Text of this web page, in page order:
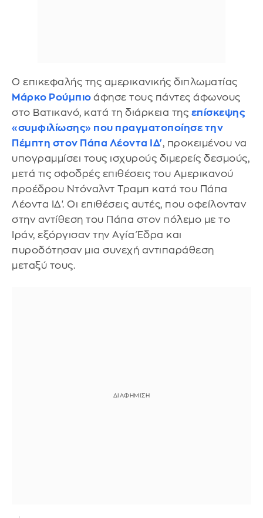
Ο επικεφαλής της αμερικανικής διπλωματίας
Μάρκο Ρούμπιο άφησε τους πάντες άφωνους
στο Βατικανό, κατά τη διάρκεια της επίσκεψης
«συμφιλίωσης» που πραγματοποίησε την
Πέμπτη στον Πάπα Λέοντα ΙΔ', προκειμένου να
υπογραμμίσει τους ισχυρούς διμερείς δεσμούς,
μετά τις σφοδρές επιθέσεις του Αμερικανού
προέδρου Ντόναλντ Τραμπ κατά του Πάπα
Λέοντα ΙΔ'. Οι επιθέσεις αυτές, που οφείλονταν
στην αντίθεση του Πάπα στον πόλεμο με το
Ιράν, εξόργισαν την Αγία Έδρα και
πυροδότησαν μια συνεχή αντιπαράθεση
μεταξύ τους.